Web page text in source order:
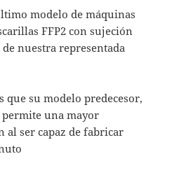
modelo de máquinas
FFP2 con sujeción
nuestra representada
que su modelo predecesor,
permite una mayor
al ser capaz de fabricar